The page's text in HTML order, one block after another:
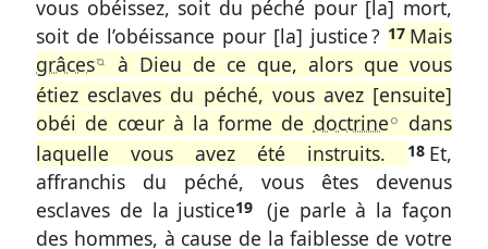
vous obéissez, soit du péché pour [la] mort,
soit de l’obéissance pour [la] justice ? 17 Mais
grâcesB
à Dieu de ce que, alors que vous
étiez esclaves du péché, vous avez [ensuite]
obéi de cœur à la forme de doctrine A
dans
laquelle vous avez été instruits.
18 Et,
affranchis du péché, vous êtes devenus
esclaves de la justice19
(je parle à la façon
des hommes, à cause de la faiblesse de votre
Romains
6.
12-
14
L’œuvre
de
Christ
en